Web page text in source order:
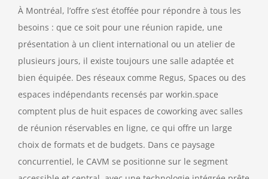
À Montréal, l’offre s’est étoffée pour répondre à tous les
besoins : que ce soit pour une réunion rapide, une
présentation à un client international ou un atelier de
plusieurs jours, il existe toujours une salle adaptée et
bien équipée. Des réseaux comme Regus, Spaces ou des
espaces indépendants recensés par workin.space
comptent plus de huit espaces de coworking avec salles
de réunion réservables en ligne, ce qui offre un large
choix de formats et de budgets. Dans ce paysage
concurrentiel, le CAVM se positionne sur le segment